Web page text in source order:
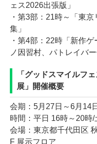
ェス2026出張版」
・第3部：21時～「東
集」
・第4部：22時「新作
ノ因習村、パトレイバー
「グッドスマイルフ
展」開催概要
会期：5月27日～6月14日
時間：平日 16時～20時
会場：東京都千代田区
F 展示フロア